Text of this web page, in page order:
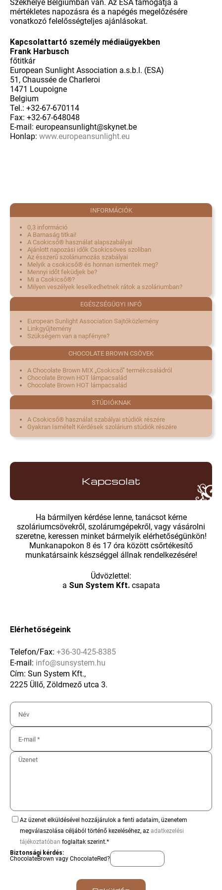
Székhelye Belgiumban van. Az ESA támogatja a
mértékletes napozásra és a napégés megelőzésére
vonatkozó felelősségteljes ajánlásokat.
Kapcsolattartó személy médiaügyekben
Frank Harbusch
főtitkár
European Sunlight Association a.s.b.l. (ESA)
51, Chaussée de Charleroi
1471 Loupoigne
Belgium
Tel.: +32-67-670114
Fax: +32-67-648048
E-mail: europeansunlight@skynet.be
Honlap: www.europeansunlight.eu
INFORMÁCIÓK
0,3 információ
A Barnaság titkai!
A Csokicső® használat alapszabályai
Ajánlott napozási idők Csokicsöves szoliban
Az ésszerű szoláriumozás szabályai
Melyik a csokicső® és honnan ismeritek meg?
Mennyi időt feküdjek be?
Mi a Csokicső®?
Milyen veszélyek leselkedhetnek rátok a szoláriumban?
EGÉSZSÉGÜGYI INFÓ
European Sunlight Association Sajtóközlemény
Linkgyűjtemény
Szükségem van a napfényre?
CHOCOLATE BROWN CSÖVEK
A Chocolate Brown MIX „Csokicső” termékcsaládról
Chocolate Brown HOT lámpacsalád
Chocolate Brown HOT lámpacsalád
STÚDIÓKNAK
A Csokicső® használat szabályai stúdiók részére
Gyakran Ismételt Kérdések szolárium stúdiók részére
Kapcsolat
Ha bármilyen kérdése lenne, tanácsot kérne
szoláriumcsövekről, szolárumgépekről, vagy vásárolni
szeretne, keressen minket bármelyik elérhetőségünkön!
Munkanapokon 8 és 17 óra között csőrtékesítő
munkatársaink készséggel állnak rendelkezésére!
Üdvözlettel:
a Sun System Kft.csapata
Elérhetőségeink
Telefon/Fax: +36-30-425-8385
E-mail: info@sunsystem.hu
Cím: Sun System Kft.,
2225 Üllő, Zöldmező utca 3.
Az üzenet elküldésével hozzájárulok a fenti adataim, üzenetem
megválaszolása céljából történő kezeléséhez, az adatkezelési
tájékoztatóban foglaltak szerint.*
Biztonsági kérdés:
ChocolateBrown vagy ChocolateRed?